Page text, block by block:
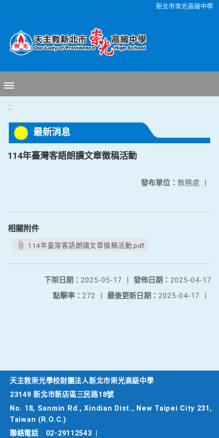
新北市崇光高級中學
:::
最新消息
114年臺灣客語朗讀文章徵稿活動
發布單位： 教務處 |
相關附件
114年臺灣客語朗讀文章徵稿活動.pdf
發佈日期： 2025-04-17
下架日期： 2025-05-17
|
最後更新日期： 2025-04-17 |
點擊率： 272 |
天主教崇光學校財團法人新北市崇光高級中學
23149 新北市新店區三民路18號
No. 18, Sanmin Rd., Xindian Dist., New Taipei City 231,
Taiwan (R.O.C.)
聯絡電話
02-29112543